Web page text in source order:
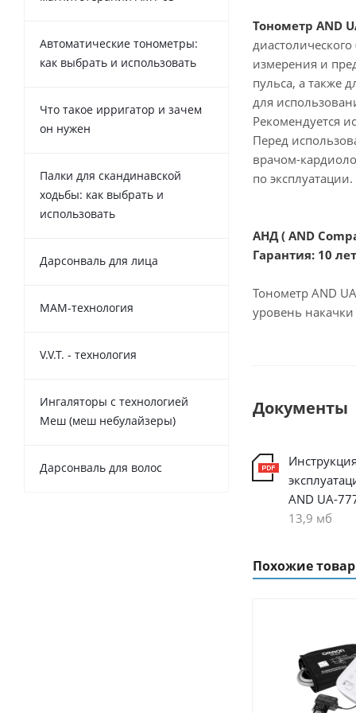
Тонометр AND
измерения и
пульса, а также
для
Рекомендуется
Перед
врачом-
по эксплуатации.
АНД ( AND
Гарантия: 10 лет
Тонометр AND
уровень
Документы
AND UA-
13,9 мб
Похожие
Автоматические тонометры:
как выбрать и использовать
Что такое ирригатор и зачем
он нужен
Палки для скандинавской
ходьбы: как выбрать и
использовать
Дарсонваль для лица
MAM-технология
V.V.T. - технология
Ингаляторы с технологией
Меш (меш небулайзеры)
Дарсонваль для волос